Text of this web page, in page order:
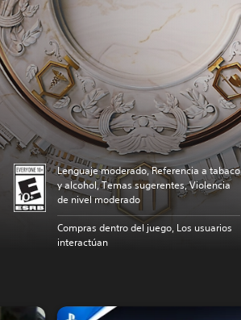
Lenguaje moderado, Referencia a tabaco
y alcohol, Temas sugerentes, Violencia
de nivel moderado
Compras dentro del juego, Los usuarios
interactúan